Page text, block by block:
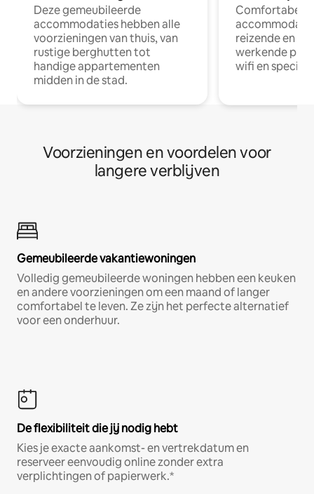
Deze gemeubileerde
accommodaties hebben alle
voorzieningen van thuis, van
rustige berghutten tot
handige appartementen
midden in de stad.
Comfortabele
reizende en
werkende
wifi en
Voorzieningen en voordelen voor
langere verblijven
Gemeubileerde vakantiewoningen
Volledig gemeubileerde woningen hebben een keuken
en andere voorzieningen om een maand of langer
comfortabel te leven. Ze zijn het perfecte alternatief
voor een onderhuur.
De flexibiliteit die jij nodig hebt
Kies je exacte aankomst- en vertrekdatum en
reserveer eenvoudig online zonder extra
verplichtingen of papierwerk.*